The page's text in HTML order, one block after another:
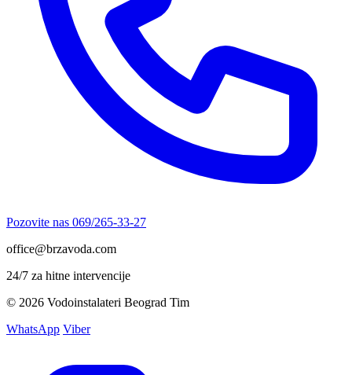
Pozovite nas 069/265-33-27
office@brzavoda.com
24/7 za hitne intervencije
© 2026 Vodoinstalateri Beograd Tim
WhatsApp Viber